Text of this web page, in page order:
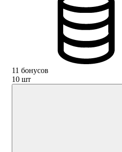
11 бонусов
10 шт